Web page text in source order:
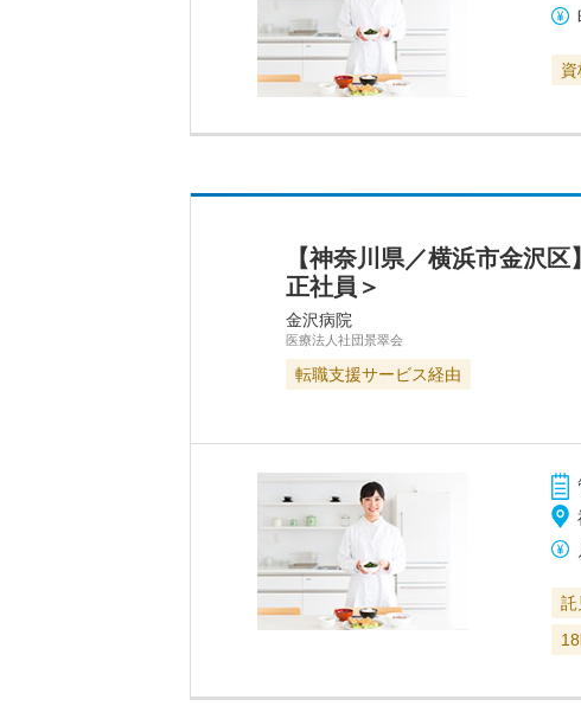
【神奈川県／横浜市金沢
正社員＞
金沢病院
医療法人社団景翠会
転職支援サービス経由
託